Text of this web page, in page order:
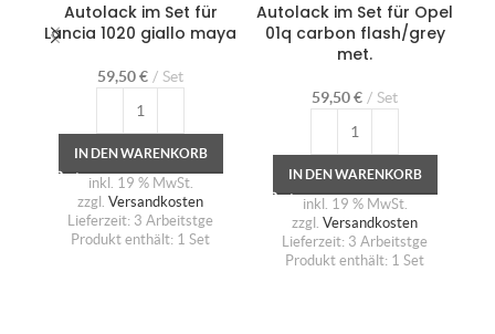
Autolack im Set für
Lancia 1020 giallo maya
59,50€ Set
IN DEN WARENKORB
inkl. 19 % MwSt.
zzgl. Versandkosten
Lieferzeit: 3 Arbeitstge
Produkt enthält: 1 Set
Autolack im Set für Opel
01q carbon flash/grey
met.
59,50€ Set
IN DEN WARENKORB
inkl. 19 % MwSt.
zzgl. Versandkosten
Lieferzeit: 3 Arbeitstge
Produkt enthält: 1 Set